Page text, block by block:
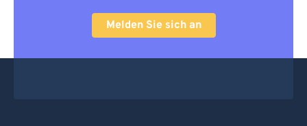
Melden Sie sich an